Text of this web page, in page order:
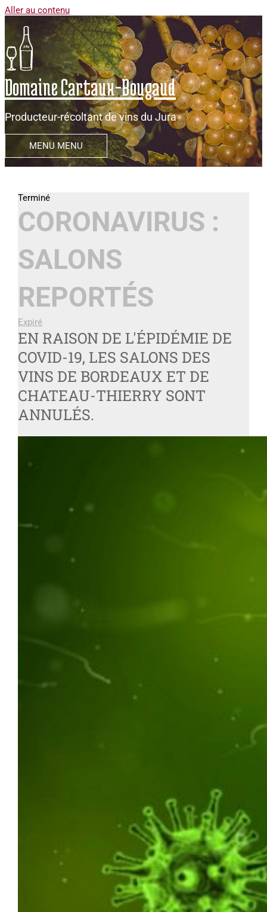
Aller au contenu
Domaine Cartaux-Bougaud
Producteur-récoltant de vins du Jura
MENU MENU
CORONAVIRUS :
SALONS
REPORTÉS
Expiré
EN RAISON DE L'ÉPIDÉMIE DE
COVID-19, LES SALONS DES
VINS DE BORDEAUX ET DE
CHATEAU-THIERRY SONT
ANNULÉS.